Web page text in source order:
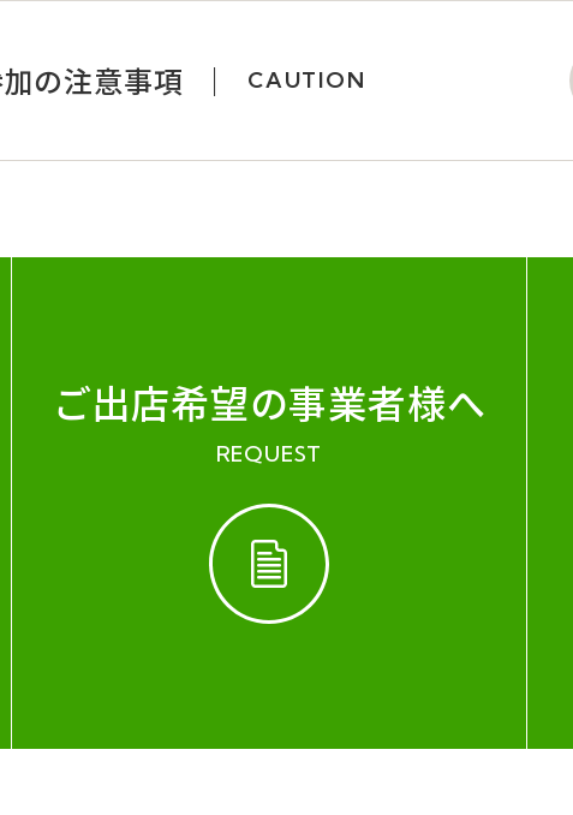
の注意事項 CAUTION
ご出店希望の事業者様へ
REQUEST